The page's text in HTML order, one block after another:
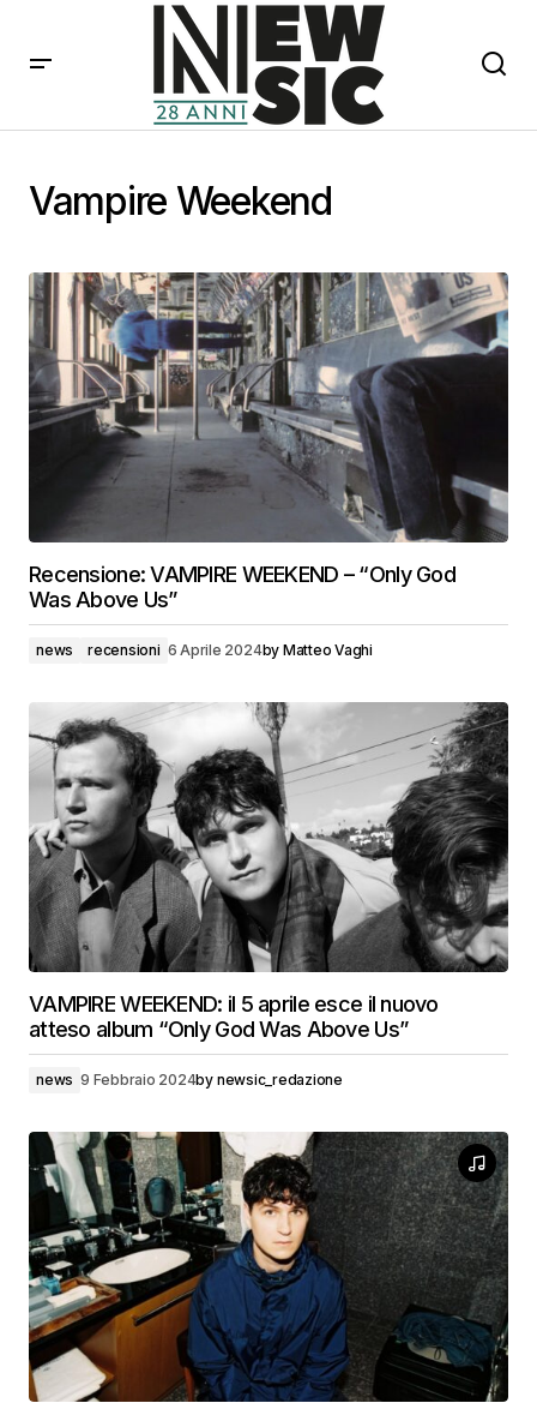
Vampire Weekend
Recensione: VAMPIRE WEEKEND – “Only God
Was Above Us”
news recensioni 6 Aprile 2024by Matteo Vaghi
VAMPIRE WEEKEND: il 5 aprile esce il nuovo
atteso album “Only God Was Above Us”
news 9 Febbraio 2024by newsic_redazione